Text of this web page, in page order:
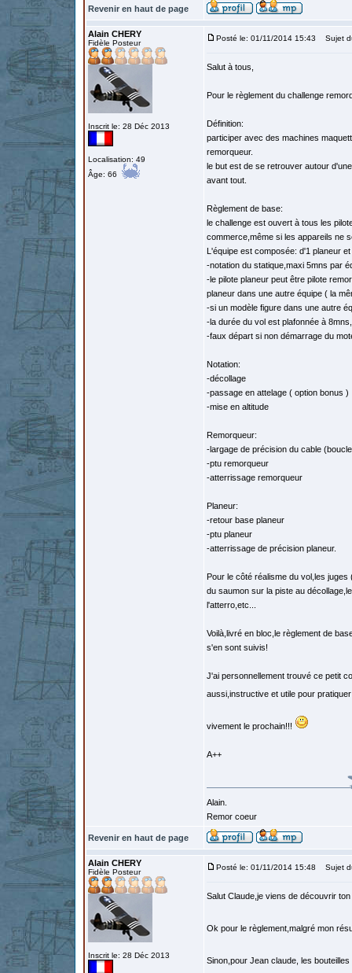
Revenir en haut de page
Alain CHERY
Fidèle Posteur
Inscrit le: 28 Déc 2013
Localisation: 49
Âge: 66
Posté le: 01/11/2014 15:43 Sujet
Salut à tous,
Pour le règlement du challenge
Définition:
participer avec des machines
remorqueur.
le but est de se retrouver autour
avant tout.
Règlement de base:
le challenge est ouvert à tous les
commerce,même si les appareils ne
L'équipe est composée: d'1 planeur
-notation du statique,maxi 5mns par
-le pilote planeur peut être pilote
planeur dans une autre équipe ( la
-si un modèle figure dans une autre
-la durée du vol est plafonnée à
-faux départ si non démarrage du
Notation:
-décollage
-passage en attelage ( option bonus )
-mise en altitude
Remorqueur:
-largage de précision du cable
-ptu remorqueur
-atterrissage remorqueur
Planeur:
-retour base planeur
-ptu planeur
-atterrissage de précision planeur.
Pour le côté réalisme du vol,les
du saumon sur la piste au
l'atterro,etc...
Voilà,livré en bloc,le règlement de
s'en sont suivis!
J'ai personnellement trouvé ce petit
aussi,instructive et utile pour
vivement le prochain!!!
A++
Alain.
Remor coeur
Revenir en haut de page
Alain CHERY
Fidèle Posteur
Inscrit le: 28 Déc 2013
Posté le: 01/11/2014 15:48 Sujet
Salut Claude,je viens de découvrir
Ok pour le règlement,malgré mon
Sinon,pour Jean claude, les